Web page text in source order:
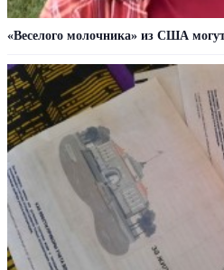
«Веселого молочника» из США